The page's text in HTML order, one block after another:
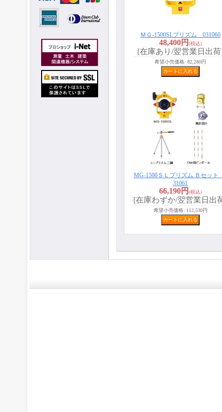
ＭＧ-1500SLプリズム 031060
48,400円 (税込)
[在庫あり/翌営業日出
希望小売価格: 82,280円
MG-1500ＳＬプリズム Ｂセッ
31061
66,190円 (税込)
[在庫わずか/翌営業日出
希望小売価格: 112,530円